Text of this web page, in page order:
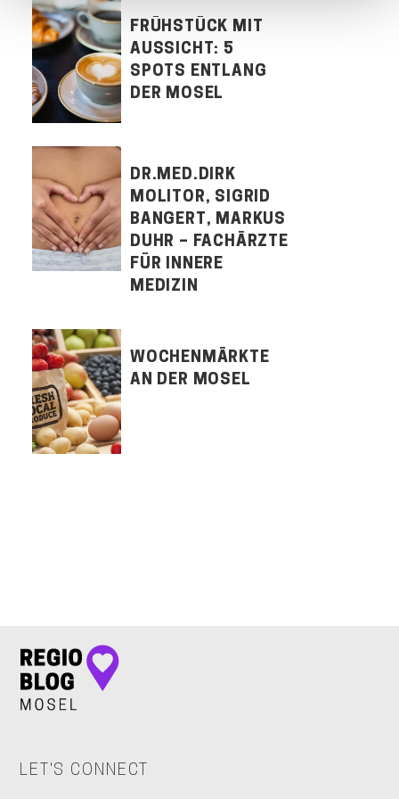
FRÜHSTÜCK MIT
AUSSICHT: 5
SPOTS ENTLANG
DER MOSEL
DR.MED.DIRK
MOLITOR, SIGRID
BANGERT, MARKUS
DUHR – FACHÄRZTE
FÜR INNERE
MEDIZIN
WOCHENMÄRKTE
AN DER MOSEL
LET'S CONNECT